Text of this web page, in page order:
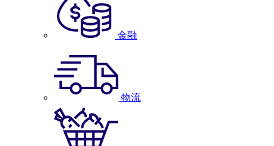
金融
物流